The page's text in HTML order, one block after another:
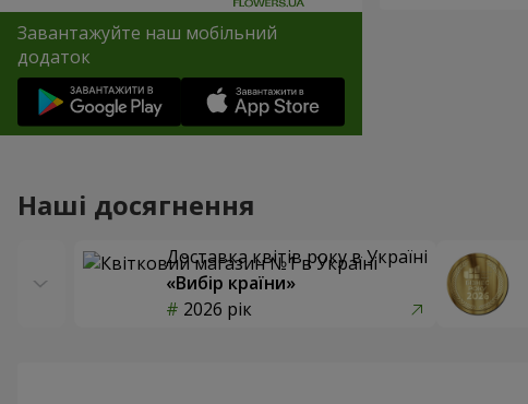
Завантажуйте наш мобільний
додаток
Наші досягнення
Доставка квітів року в Україні
«Вибір країни»
2026 рік